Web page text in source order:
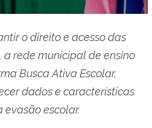
o direito e acesso das
a rede municipal de ensino
Busca Ativa Escolar,
dados e características
evasão escolar.